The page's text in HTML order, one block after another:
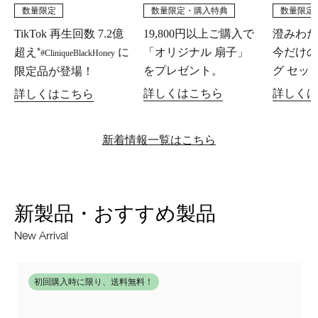
数量限定
TikTok 再生回数 7.2億
超え *#CliniqueBlackHoney に
限定品が登場！
詳しくはこちら
数量限定・購入特典
19,800円以上ご購入で
「オリジナル 扇子」
をプレゼント。
詳しくはこちら
数量限定
澄みわ
今だけ
グ セッ
詳しく
新着情報一覧はこちら
新製品・おすすめ製品
New Arrival
初回購入時に限り、送料無料！